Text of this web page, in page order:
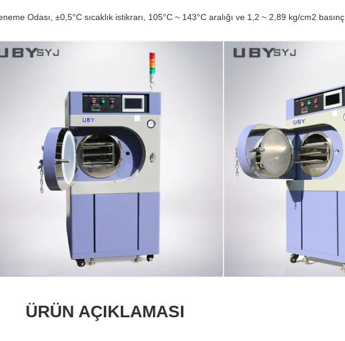
Odası, ±0,5°C sıcaklık istikrarı, 105°C ~ 143°C aralığı ve 1,2 ~ 2,89 kg/cm2 basınç
ÜRÜN AÇIKLAMASI